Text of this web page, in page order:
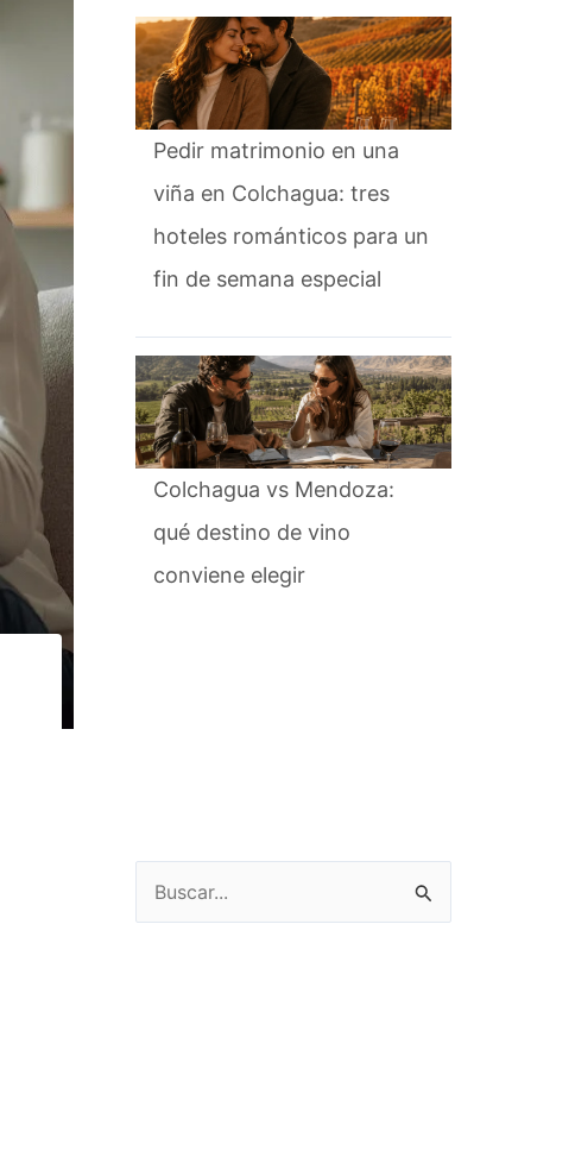
Pedir matrimonio en una
viña en Colchagua: tres
hoteles románticos para un
fin de semana especial
Colchagua vs Mendoza:
qué destino de vino
conviene elegir
Buscar